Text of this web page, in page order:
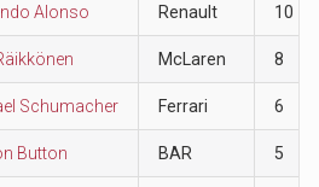
Alonso Renault 10
McLaren 8
Schumacher Ferrari 6
Button BAR 5